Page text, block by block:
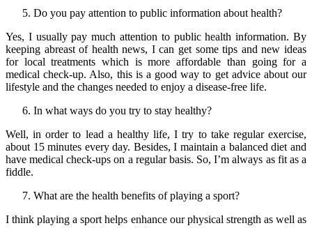
Do you pay attention to public information about health?
Yes, I usually pay much attention to public health information. By
keeping abreast of health news, I can get some tips and new ideas
for local treatments which is more affordable than going for a
medical check-up. Also, this is a good way to get advice about our
lifestyle and the changes needed to enjoy a disease-free life.
In what ways do you try to stay healthy?
Well, in order to lead a healthy life, I try to take regular exercise,
about 15 minutes every day. Besides, I maintain a balanced diet and
have medical check-ups on a regular basis. So, I’m always as fit as a
fiddle.
What are the health benefits of playing a sport?
I think playing a sport helps enhance our physical strength as well as